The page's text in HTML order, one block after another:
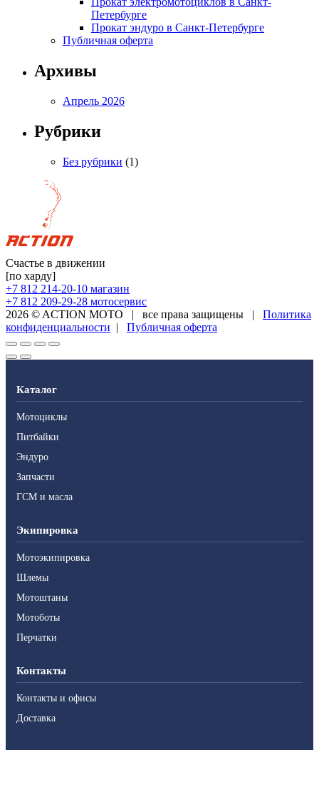
Петербурге
Прокат эндуро в Санкт-Петербурге
Публичная оферта
Архивы
Апрель 2026
Рубрики
Без рубрики (1)
Счастье в движении
[по харду]
+7 812 214-20-10 магазин
+7 812 209-29-28 мотосервис
2026 © ACTION MOTO | все права защищены |
Политика
конфиденциальности | Публичная оферта
Каталог
Мотоциклы
Питбайки
Эндуро
Запчасти
ГСМ и масла
Экипировка
Мотоэкипировка
Шлемы
Мотоштаны
Мотоботы
Перчатки
Контакты
Контакты и офисы
Доставка